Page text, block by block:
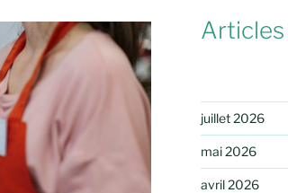
juillet 2026
mai 2026
avril 2026